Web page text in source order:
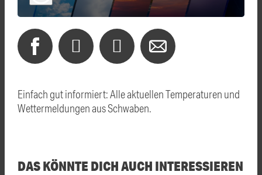
Einfach gut informiert: Alle aktuellen Temperaturen und
Wettermeldungen aus Schwaben.
DAS KÖNNTE DICH AUCH INTERESSIEREN